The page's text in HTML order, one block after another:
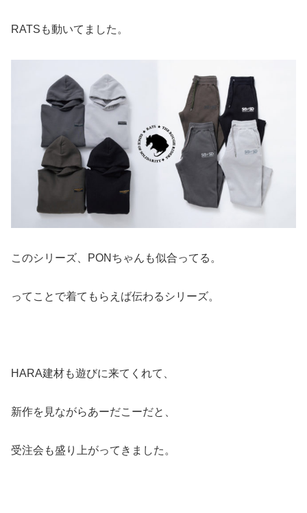
RATSも動いてました。
このシリーズ、PONちゃんも似合ってる。
ってことで着てもらえば伝わるシリーズ。
HARA建材も遊びに来てくれて、
新作を見ながらあーだこーだと、
受注会も盛り上がってきました。